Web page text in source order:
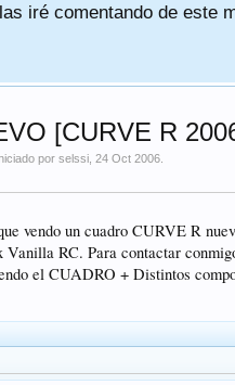
iré comentando de este
[CURVE R
por selssi 24 Oct 2006
vendo un cuadro CURVE R
Vanilla RC. Para contactar
el CUADRO + Distintos